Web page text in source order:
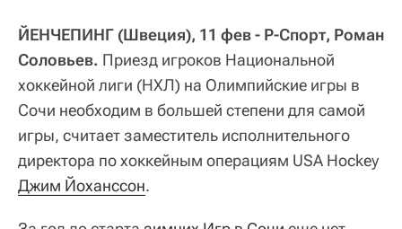
ЙЕНЧЕПИНГ (Швеция), 11 фев - Р-Спорт, Роман
Соловьев. Приезд игроков Национальной
хоккейной лиги (НХЛ) на Олимпийские игры в
Сочи необходим в большей степени для самой
игры, считает заместитель исполнительного
директора по хоккейным операциям USA Hockey
Джим Йоханссон.